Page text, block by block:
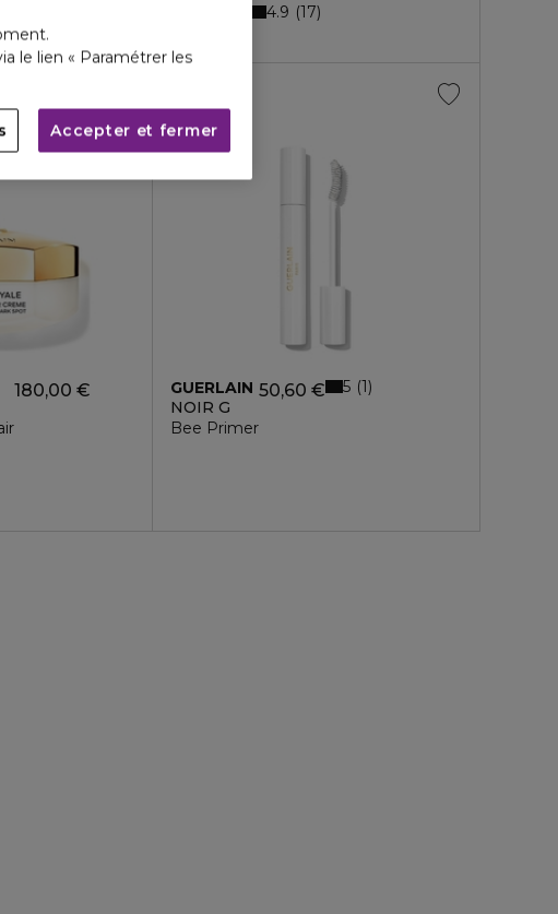
4.9 17
d'origine naturelle - recharge
180,00 €
GUERLAIN
NOIR G
Bee Primer
50,60 € 5 1
le lien « Paramétrer les
Accepter et fermer